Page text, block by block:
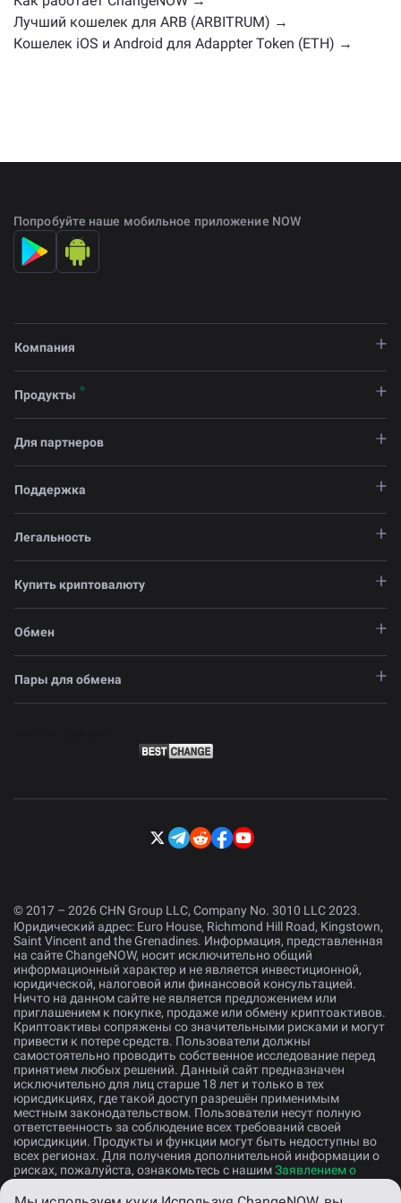
Лучший кошелек для ARB (ARBITRUM) →
Кошелек iOS и Android для Adappter Token (ETH) →
Попробуйте наше мобильное приложение NOW
Компания
Продукты
Для партнеров
Поддержка
Легальность
Купить криптовалюту
Обмен
Пары для обмена
© 2017 – 2026 CHN Group LLC, Company No. 3010 LLC 2023.
Юридический адрес: Euro House, Richmond Hill Road, Kingstown,
Saint Vincent and the Grenadines. Информация, представленная
на сайте ChangeNOW, носит исключительно общий
информационный характер и не является инвестиционной,
юридической, налоговой или финансовой консультацией.
Ничто на данном сайте не является предложением или
приглашением к покупке, продаже или обмену криптоактивов.
Криптоактивы сопряжены со значительными рисками и могут
привести к потере средств. Пользователи должны
самостоятельно проводить собственное исследование перед
принятием любых решений. Данный сайт предназначен
исключительно для лиц старше 18 лет и только в тех
юрисдикциях, где такой доступ разрешён применимым
местным законодательством. Пользователи несут полную
ответственность за соблюдение всех требований своей
юрисдикции. Продукты и функции могут быть недоступны во
всех регионах. Для получения дополнительной информации о
рисках, пожалуйста, ознакомьтесь с нашимЗаявлением о